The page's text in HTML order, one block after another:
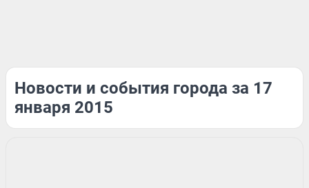
Новости и события города за 17
января 2015